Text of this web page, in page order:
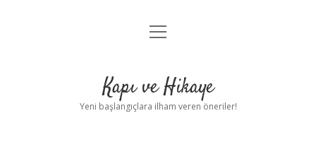
Anasayfa
Yasal Uyarı
menüyü
Kapı ve Hikaye
Yeni başlangıçlara ilham veren öneriler!